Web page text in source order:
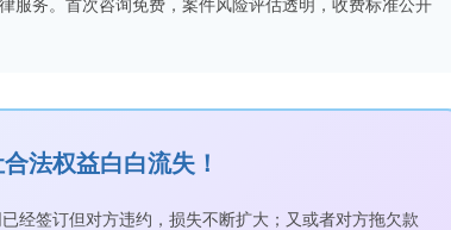
法权益白白流失！
经签订但对方违约，损失不断扩大；又或者对方拖欠款